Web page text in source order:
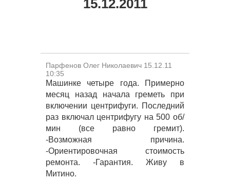
15.12.2011
Парфенов Олег Николаевич 15.12.11
10:35
Машинке четыре года. Примерно
месяц назад начала греметь при
включении центрифуги. Последний
раз включал центрифугу на 500 об/
мин (все равно гремит).
-Возможная причина.
-Ориентировочная стоимость
ремонта. -Гарантия. Живу в
Митино.